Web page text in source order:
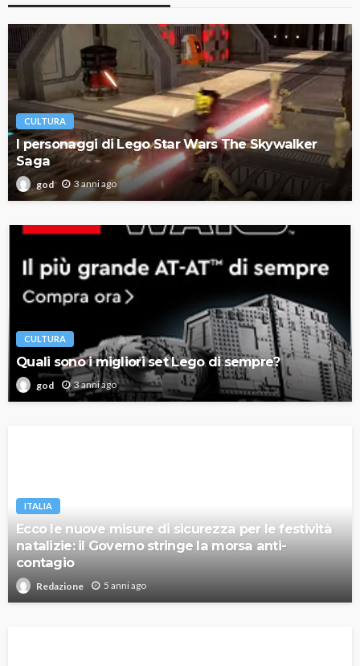
CULTURA
I personaggi di Lego Star Wars The Skywalker
Saga
god 3 anni ago
CULTURA
Quali sono i migliori set Lego di sempre?
god 3 anni ago
ITALIA
Ecco le nuove misure di sicurezza per le festività
natalizie: il Governo stringe la morsa anti-
contagio
Redazione 5 anni ago